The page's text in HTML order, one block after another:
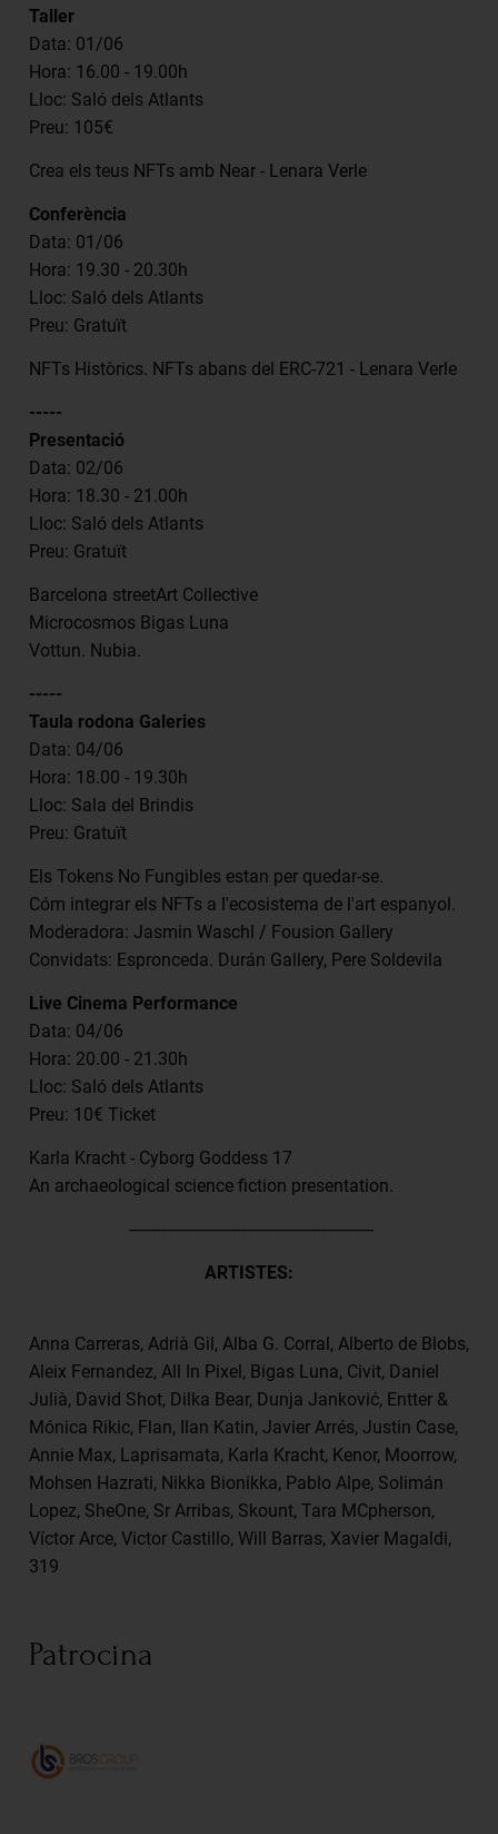
Taller
Data: 01/06
Hora: 16.00 - 19.00h
Lloc: Saló dels Atlants
Preu: 105€
Crea els teus NFTs amb Near - Lenara Verle
Conferència
Data: 01/06
Hora: 19.30 - 20.30h
Lloc: Saló dels Atlants
Preu: Gratuït
NFTs Històrics. NFTs abans del ERC-721 - Lenara Verle
-----
Presentació
Data: 02/06
Hora: 18.30 - 21.00h
Lloc: Saló dels Atlants
Preu: Gratuït
Barcelona streetArt Collective
Microcosmos Bigas Luna
Vottun. Nubia.
-----
Taula rodona Galeries
Data: 04/06
Hora: 18.00 - 19.30h
Lloc: Sala del Brindis
Preu: Gratuït
Els Tokens No Fungibles estan per quedar-se.
Cóm integrar els NFTs a l'ecosistema de l'art espanyol.
Moderadora: Jasmin Waschl / Fousion Gallery
Convidats: Espronceda. Durán Gallery, Pere Soldevila
Live Cinema Performance
Data: 04/06
Hora: 20.00 - 21.30h
Lloc: Saló dels Atlants
Preu: 10€ Ticket
Karla Kracht - Cyborg Goddess 17
An archaeological science fiction presentation.
-------------------------------------------------------
ARTISTES:
Anna Carreras, Adrià Gil, Alba G. Corral, Alberto de Blobs,
Aleix Fernandez, All In Pixel, Bigas Luna, Civit, Daniel
Julià, David Shot, Dilka Bear, Dunja Janković, Entter &
Mónica Rikic, Flan, Ilan Katin, Javier Arrés, Justin Case,
Annie Max, Laprisamata, Karla Kracht, Kenor, Moorrow,
Mohsen Hazrati, Nikka Bionikka, Pablo Alpe, Solimán
Lopez, SheOne, Sr Arribas, Skount, Tara MCpherson,
Víctor Arce, Victor Castillo, Will Barras, Xavier Magaldi,
319
Patrocina